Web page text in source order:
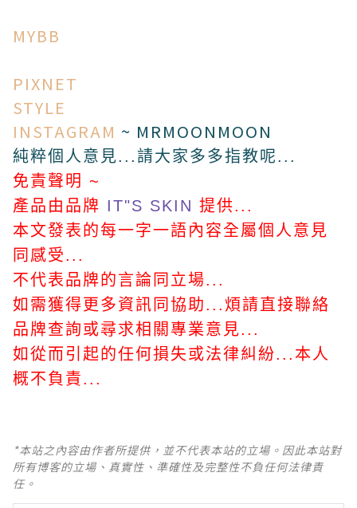
MYBB
PIXNET
STYLE
INSTAGRAM ~ MRMOONMOON
純粹個人意見...請大家多多指教呢...
免責聲明 ~
產品由品牌 IT"S SKIN 提供...
本文發表的每一字一語內容全屬個人意見
同感受...
不代表品牌的言論同立場...
如需獲得更多資訊同協助...煩請直接聯絡
品牌查詢或尋求相關專業意見...
如從而引起的任何損失或法律糾紛...本人
概不負責...
*本站之內容由作者所提供，並不代表本站的立場。因此本站對
所有博客的立場、真實性、準確性及完整性不負任何法律責
任。